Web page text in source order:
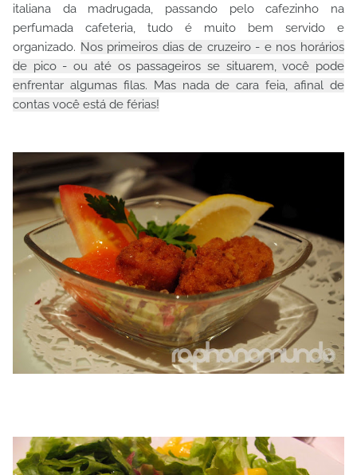
italiana da madrugada, passando pelo cafezinho na
perfumada cafeteria, tudo é muito bem servido e
organizado. Nos primeiros dias de cruzeiro - e nos horários
de pico - ou até os passageiros se situarem, você pode
enfrentar algumas filas. Mas nada de cara feia, afinal de
contas você está de férias!